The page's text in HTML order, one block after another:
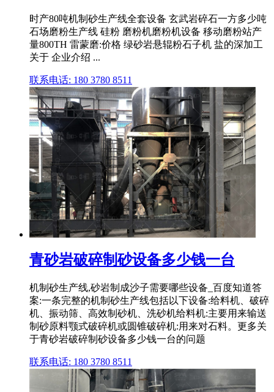
时产80吨机制砂生产线全套设备 玄武岩碎石一方多少吨
石场磨粉生产线 硅粉 磨粉机磨粉机设备 移动磨粉站产
量800TH 雷蒙磨:价格 绿砂岩悬辊粉石子机 盐的深加工
关于 企业介绍 ...
联系电话: 180 3780 8511
青砂岩破碎制砂设备多少钱一台
机制砂生产线,砂岩制成沙子需要哪些设备_百度知道答
案:一条完整的机制砂生产线包括以下设备:给料机、破碎
机、振动筛、高效制砂机、洗砂机给料机:主要用来输送
制砂原料颚式破碎机或圆锥破碎机:用来对石料。更多关
于青砂岩破碎制砂设备多少钱一台的问题
联系电话: 180 3780 8511